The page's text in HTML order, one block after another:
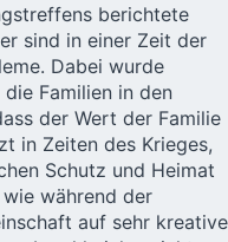
berichtete
sind in einer Zeit der
Dabei wurde
Familien in den
der Wert der Familie
in Zeiten des Krieges,
Schutz und Heimat
während der
auf sehr kreative